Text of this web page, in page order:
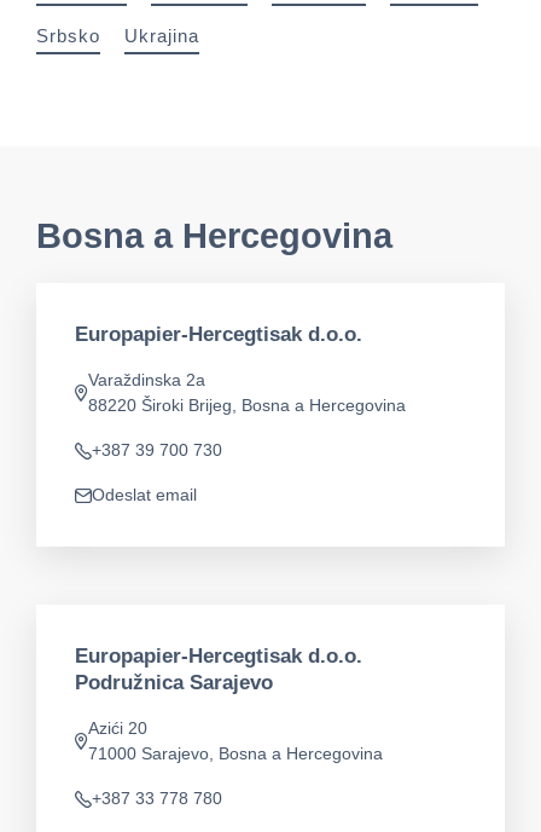
Srbsko Ukrajina
Bosna a Hercegovina
Europapier-Hercegtisak d.o.o.
Adresa
Varaždinska 2a
88220 Široki Brijeg, Bosna a Hercegovina
Telefon
+387 39 700 730
app.mail
Odeslat email
Europapier-Hercegtisak d.o.o.
Podružnica Sarajevo
Adresa
Azići 20
71000 Sarajevo, Bosna a Hercegovina
Telefon
+387 33 778 780